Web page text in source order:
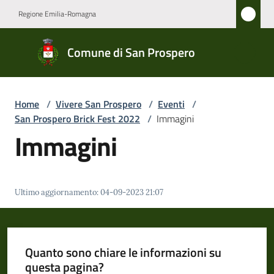
Regione Emilia-Romagna
Comune di San Prospero
Comune
di San
Prospero
Servizi
Vivere
San
Prospero
Home / Vivere San Prospero / Eventi /
San Prospero Brick Fest 2022 / Immagini
Immagini
Ultimo aggiornamento:04-09-2023 21:07
Quanto sono chiare le informazioni su
questa pagina?